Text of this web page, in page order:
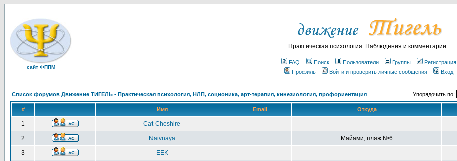
сайт ФППМ
Практическая психология. Наблюдения и комментарии.
FAQ Поиск Пользователи Группы
Регистрация
Профиль
Войти и проверить личные сообщения Вход
Список форумов Движение ТИГЕЛЬ - Практическая психология, НЛП, соционика, арт-терапия, кинезиология, профориентация Упорядочить по:
# Имя Email Откуда
1 Cat-Cheshire
2 Naivnaya Майами, пляж №6
3 EEK